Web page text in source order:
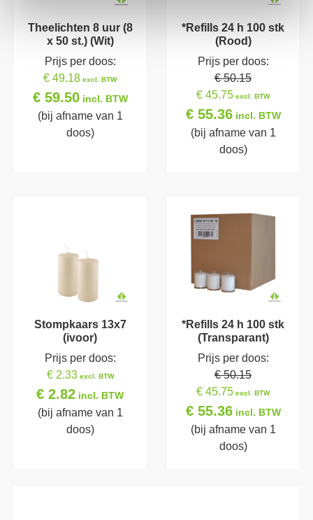
Theelichten 8 uur (8
x 50 st.) (Wit)
Prijs per doos:
€ 49.18 excl. BTW
€ 59.50incl. BTW
(bij afname van 1
doos)
*Refills 24 h 100 stk
(Rood)
Prijs per doos:
€ 50.15
€ 45.75 excl. BTW
€ 55.36incl. BTW
(bij afname van 1
doos)
Stompkaars 13x7
(ivoor)
Prijs per doos:
€ 2.33excl. BTW
€ 2.82 incl. BTW
(bij afname van 1
doos)
*Refills 24 h 100 stk
(Transparant)
Prijs per doos:
€ 50.15
€ 45.75 excl. BTW
€ 55.36incl. BTW
(bij afname van 1
doos)